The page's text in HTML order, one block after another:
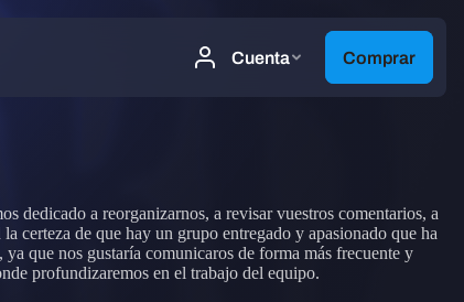
dedicado a reorganizarnos, a revisar vuestros comentarios, a
certeza de que hay un grupo entregado y apasionado que ha
que nos gustaría comunicaros de forma más frecuente y
profundizaremos en el trabajo del equipo.